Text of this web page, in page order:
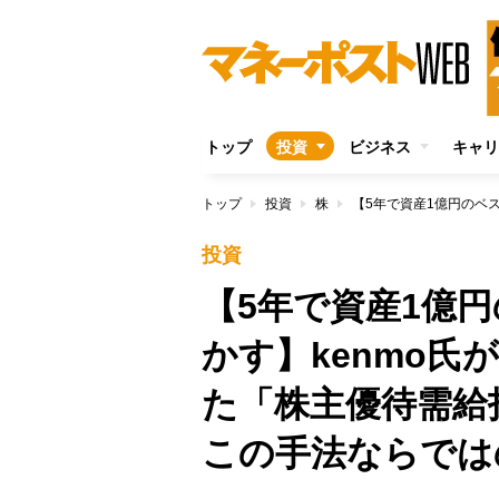
トップ 投資 ビジネス キャ
トップ 投資 株
投資
【5年で資産1億
かす】kenmo氏
た「株主優待需
この手法ならで